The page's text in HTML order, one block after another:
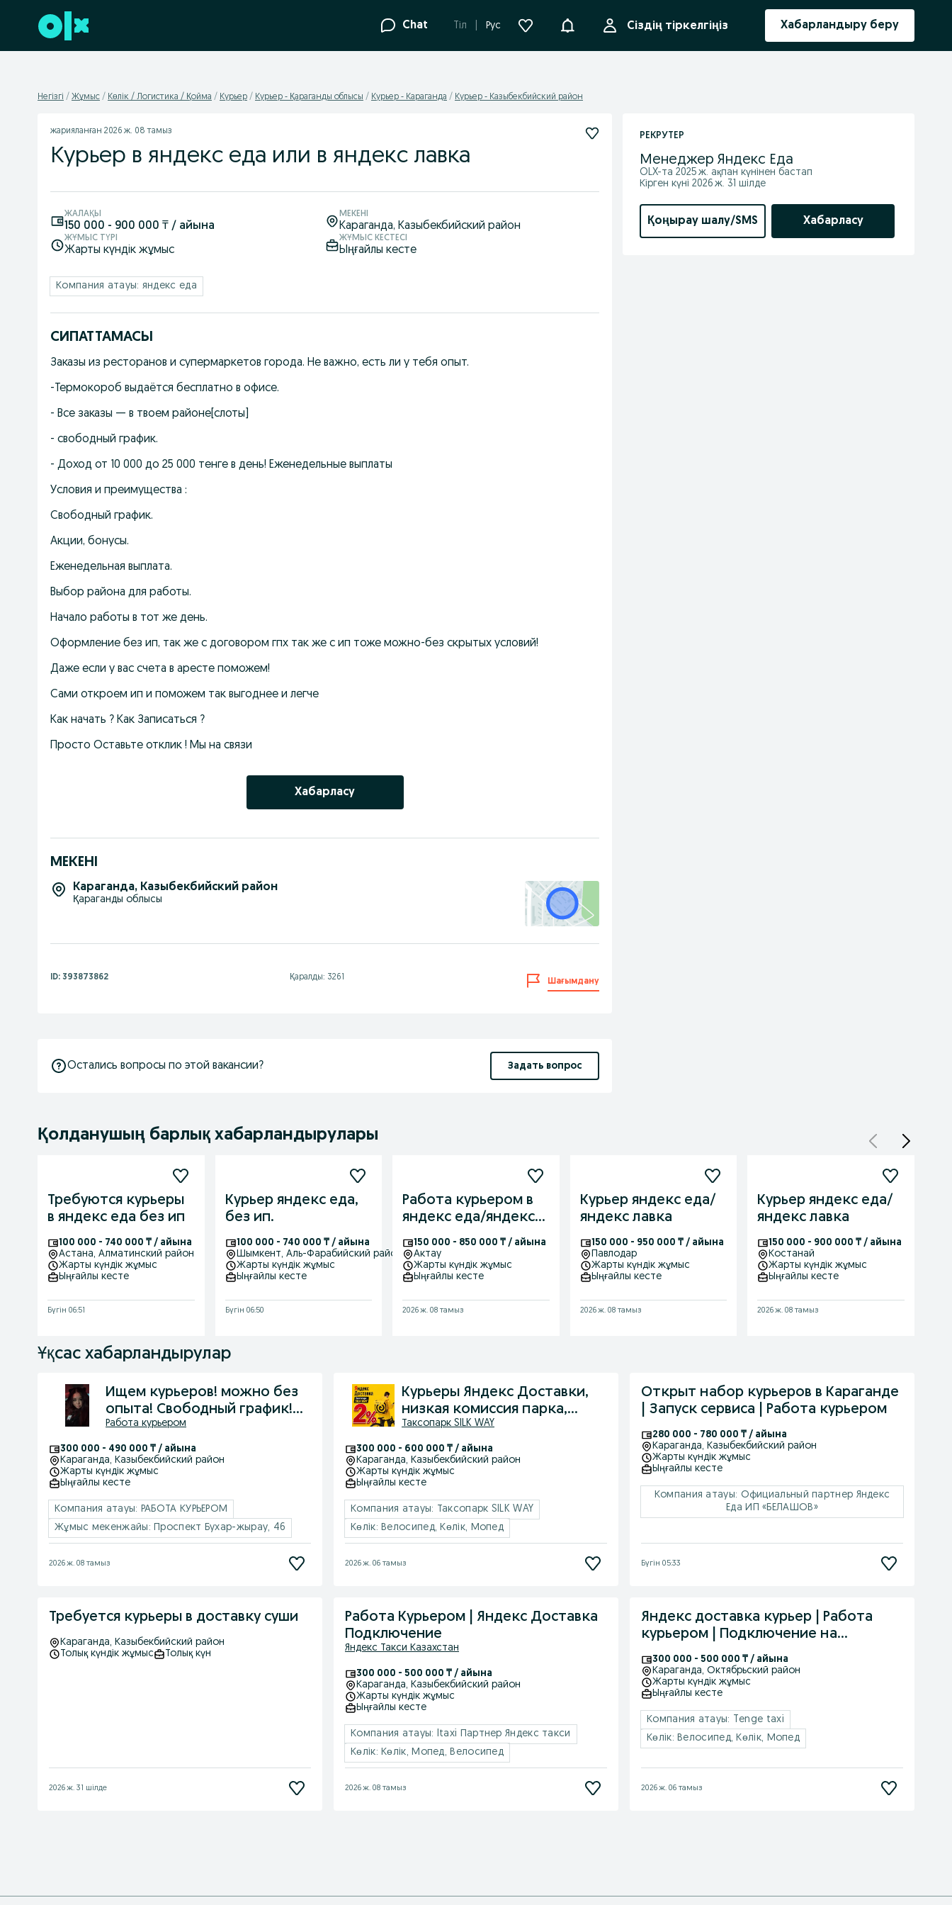
Төменгі деректемеге өту Chat Tіл Рус АқпараттандыруСіздің тіркелгіңіз Хабарландыру беру
Негізгі Жұмыс Көлік / Логистика / Қойма Курьер Курьер - Қараганды облысы Курьер - Караганда Курьер - Казыбекбийский район
жарияланған 2026 ж. 08 тамыз
Курьер в яндекс еда или в яндекс лавка
ЖАЛАҚЫ
150 000 - 900 000 ₸ / айына
МЕКЕНІ
Караганда, Казыбекбийский район
ЖҰМЫС ТҮРІ
Жарты күндік жұмыс
ЖҰМЫС КЕСТЕСІ
Ыңғайлы кесте
Компания атауы: яндекс еда
СИПАТТАМАСЫ
Заказы из ресторанов и супермаркетов города. Не важно, есть ли у тебя опыт.
-Термокороб выдаётся бесплатно в офисе.
- Все заказы — в твоем районе[слоты]
- свободный график.
- ﻿﻿Доход от 10 000 до 25 000 тенге в день! Еженедельные выплаты
Условия и преимущества :
Свободный график.
Акции, бонусы.
Еженедельная выплата.
Выбор района для работы.
Начало работы в тот же день.
Оформление без ип, так же с договором гпх так же с ип тоже можно-без скрытых условий!
Даже если у вас счета в аресте поможем!
Сами откроем ип и поможем так выгоднее и легче
Как начать ? Как Записаться ?
Просто Оставьте отклик ! Мы на связи
Хабарласу
МЕКЕНІ
Караганда, Казыбекбийский район
Қараганды облысы
ID: 393873862 Қаралды: 3261 Шағымдану
Остались вопросы по этой вакансии? Задать вопрос
РЕКРУТЕР
Менеджер Яндекс Еда
OLX-та 2025 ж. ақпан күнінен бастап
Кірген күні 2026 ж. 31 шілде
Қоңырау шалу/SMS Хабарласу
Қолданушың барлық хабарландырулары
Требуются курьеры
в яндекс еда без ип
100 000 - 740 000 ₸ / айына
Астана, Алматинский район
Жарты күндік жұмыс
Ыңғайлы кесте
Бүгін 06:51
Курьер яндекс еда,
без ип.
100 000 - 740 000 ₸ / айына
Шымкент, Аль-Фарабийский район
Жарты күндік жұмыс
Ыңғайлы кесте
Бүгін 06:50
Работа курьером в
яндекс еда/яндекс
лавка (можно без
ип)
150 000 - 850 000 ₸ / айына
Актау
Жарты күндік жұмыс
Ыңғайлы кесте
2026 ж. 08 тамыз
Курьер яндекс еда/
яндекс лавка
150 000 - 950 000 ₸ / айына
Павлодар
Жарты күндік жұмыс
Ыңғайлы кесте
2026 ж. 08 тамыз
Курьер яндекс еда/
яндекс лавка
150 000 - 900 000 ₸ / айына
Костанай
Жарты күндік жұмыс
Ыңғайлы кесте
2026 ж. 08 тамыз
Ұқсас хабарландырулар
Ищем курьеров! можно без
опыта! Свободный график!
можно с просрочками!
Работа курьером
300 000 - 490 000 ₸ / айына
Караганда, Казыбекбийский район
Жарты күндік жұмыс
Ыңғайлы кесте
Компания атауы: РАБОТА КУРЬЕРОМ
Жұмыс мекенжайы: Проспект Бухар-жырау, 46
2026 ж. 08 тамыз
Курьеры Яндекс Доставки,
низкая комиссия парка,
высокие бонусы
Таксопарк SILK WAY
300 000 - 600 000 ₸ / айына
Караганда, Казыбекбийский район
Жарты күндік жұмыс
Ыңғайлы кесте
Компания атауы: Таксопарк SILK WAY
Көлік: Велосипед, Көлік, Мопед
2026 ж. 06 тамыз
Открыт набор курьеров в Караганде
| Запуск сервиса | Работа курьером
280 000 - 780 000 ₸ / айына
Караганда, Казыбекбийский район
Жарты күндік жұмыс
Ыңғайлы кесте
Компания атауы: Официальный партнер Яндекс
Еда ИП «БЕЛАШОВ»
Бүгін 05:33
Требуется курьеры в доставку суши
Караганда, Казыбекбийский район
Толық күндік жұмыс
Толық күн
2026 ж. 31 шілде
Работа Курьером | Яндекс Доставка
Подключение
Яндекс Такси Казахстан
300 000 - 500 000 ₸ / айына
Караганда, Казыбекбийский район
Жарты күндік жұмыс
Ыңғайлы кесте
Компания атауы: Itaxi Партнер Яндекс такси
Көлік: Көлік, Мопед, Велосипед
2026 ж. 08 тамыз
Яндекс доставка курьер | Работа
курьером | Подключение на
доставку
300 000 - 500 000 ₸ / айына
Караганда, Октябрьский район
Жарты күндік жұмыс
Ыңғайлы кесте
Компания атауы: Tenge taxi
Көлік: Велосипед, Көлік, Мопед
2026 ж. 06 тамыз